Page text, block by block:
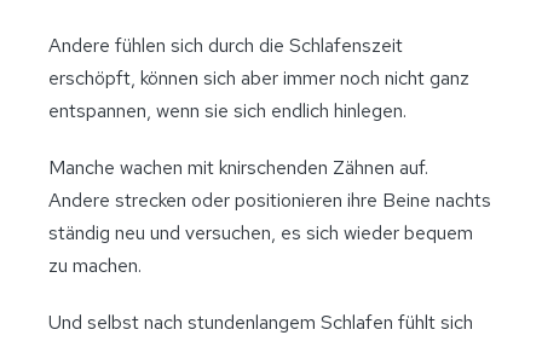
Andere fühlen sich durch die Schlafenszeit
erschöpft, können sich aber immer noch nicht ganz
entspannen, wenn sie sich endlich hinlegen.
Manche wachen mit knirschenden Zähnen auf.
Andere strecken oder positionieren ihre Beine nachts
ständig neu und versuchen, es sich wieder bequem
zu machen.
Und selbst nach stundenlangem Schlafen fühlt sich